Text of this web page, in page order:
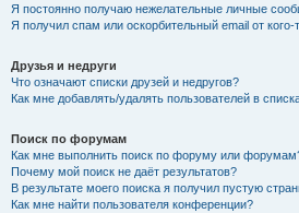
Я постоянно получаю нежелательные личные
Я получил спам или оскорбительный email от
Друзья и недруги
Что означают списки друзей и недругов?
Как мне добавлять/удалять пользователей в
Поиск по форумам
Как мне выполнить поиск по форуму или
Почему мой поиск не даёт результатов?
В результате моего поиска я получил пустую
Как мне найти пользователя конференции?